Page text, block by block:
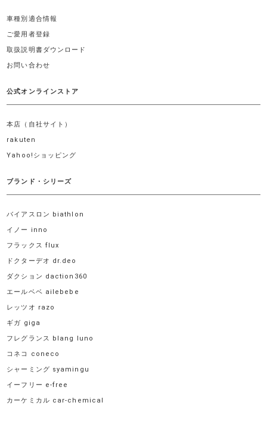
車種別適合情報
ご愛用者登録
取扱説明書ダウンロード
お問い合わせ
公式オンラインストア
本店（自社サイト）
rakuten
Yahoo!ショッピング
ブランド・シリーズ
バイアスロン biathlon
イノー inno
フラックス flux
ドクターデオ dr.deo
ダクション daction360
エールベベ ailebebe
レッツオ razo
ギガ giga
フレグランス blang luno
コネコ coneco
シャーミング syamingu
イーフリー e-free
カーケミカル car-chemical